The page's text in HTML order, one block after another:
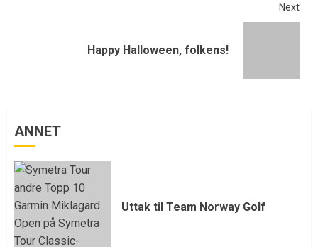
Next
Happy Halloween, folkens!
ANNET
Uttak til Team Norway Golf